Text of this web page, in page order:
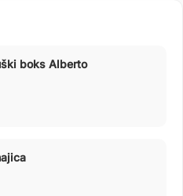
boks Alberto